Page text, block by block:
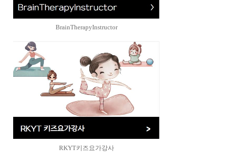
BrainTherapyInstructor
RKYT키즈요가강사